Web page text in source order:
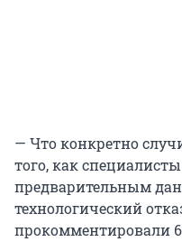
— Что конкретно
того, как
предварительным
технологический
прокомментировали